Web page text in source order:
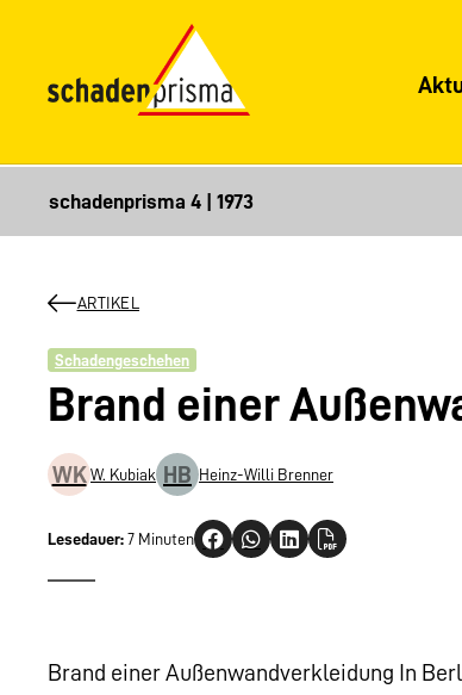
ARTIKEL
Schadengeschehen
Brand einer
WK W. Kubiak HB Heinz-Willi Brenner
Lesedauer: 7 Minuten
Brand einer Außenwandverkleidung In